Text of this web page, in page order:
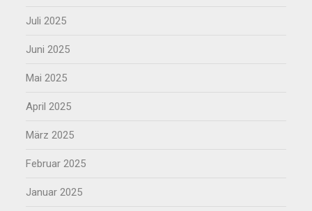
Juli 2025
Juni 2025
Mai 2025
April 2025
März 2025
Februar 2025
Januar 2025